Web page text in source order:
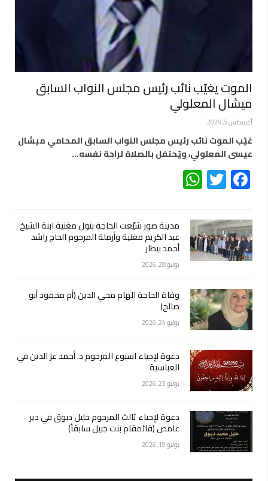
الموت يغيّب نائب رئيس مجلس النواب السابق
ميشال المعلولي
أغسطس 5, 2026
غيّب الموت نائب رئيس مجلس النواب السابق المحامي ميشال
عيسى المعلولي، ويُحتفل بالصلاة لراحة نفسه…
Facebook
Twitter
مدينة صور شيّعت الحاجة بتول مغنية ابنة الشيخ
عبد الكريم مغنية وأرملة المرحوم الحاج راشد
أحمد بيطار
يوليو 28, 2026
وفاة الحاجة الهام محي الدين (أم محمود أبو
صالح)
يوليو 24, 2026
دعوة لإحياء اسبوع المرحوم د. أحمد عز الدين في
العباسية
يوليو 23, 2026
دعوة لإحياء ثالث المرحوم خليل دبوق في دير
عامص (قائمقام بنت جبيل سابقاً)
يوليو 19, 2026